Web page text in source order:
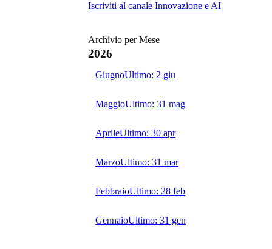
Iscriviti al canale Innovazione e AI
Archivio per Mese
2026
GiugnoUltimo: 2 giu
MaggioUltimo: 31 mag
AprileUltimo: 30 apr
MarzoUltimo: 31 mar
FebbraioUltimo: 28 feb
GennaioUltimo: 31 gen